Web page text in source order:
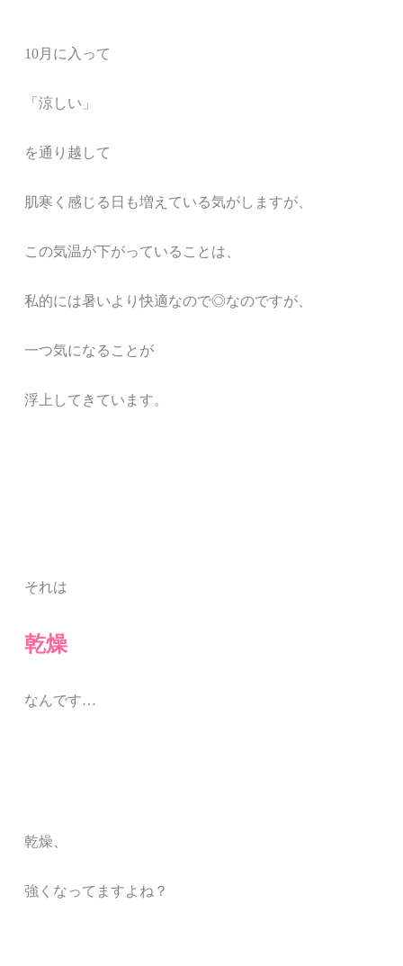
10月に入って
「涼しい」
を通り越して
肌寒く感じる日も増えている気がしますが、
この気温が下がっていることは、
私的には暑いより快適なので◎なのですが、
一つ気になることが
浮上してきています。
それは
乾燥
なんです…
乾燥、
強くなってますよね？